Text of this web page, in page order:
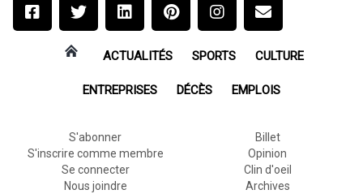
ACTUALITÉS SPORTS CULTURE
ENTREPRISES DÉCÈS EMPLOIS
S'abonner
S'inscrire comme membre
Se connecter
Nous joindre
Billet
Opinion
Clin d'oeil
Archives